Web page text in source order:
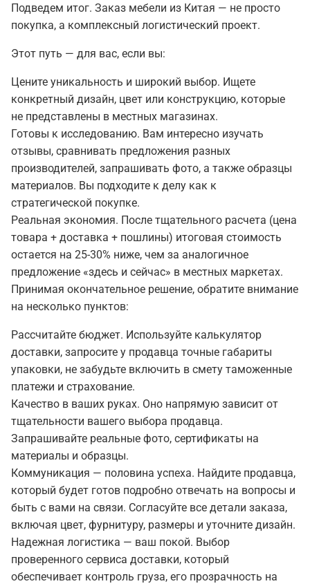
Подведем итог. Заказ мебели из Китая — не просто
покупка, а комплексный логистический проект.
Этот путь — для вас, если вы:
Цените уникальность и широкий выбор. Ищете
конкретный дизайн, цвет или конструкцию, которые
не представлены в местных магазинах.
Готовы к исследованию. Вам интересно изучать
отзывы, сравнивать предложения разных
производителей, запрашивать фото, а также образцы
материалов. Вы подходите к делу как к
стратегической покупке.
Реальная экономия. После тщательного расчета (цена
товара + доставка + пошлины) итоговая стоимость
остается на 25-30% ниже, чем за аналогичное
предложение «здесь и сейчас» в местных маркетах.
Принимая окончательное решение, обратите внимание
на несколько пунктов:
Рассчитайте бюджет. Используйте калькулятор
доставки, запросите у продавца точные габариты
упаковки, не забудьте включить в смету таможенные
платежи и страхование.
Качество в ваших руках. Оно напрямую зависит от
тщательности вашего выбора продавца.
Запрашивайте реальные фото, сертификаты на
материалы и образцы.
Коммуникация — половина успеха. Найдите продавца,
который будет готов подробно отвечать на вопросы и
быть с вами на связи. Согласуйте все детали заказа,
включая цвет, фурнитуру, размеры и уточните дизайн.
Надежная логистика — ваш покой. Выбор
проверенного сервиса доставки, который
обеспечивает контроль груза, его прозрачность на